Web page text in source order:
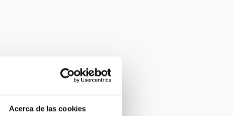
Acerca de las cookies